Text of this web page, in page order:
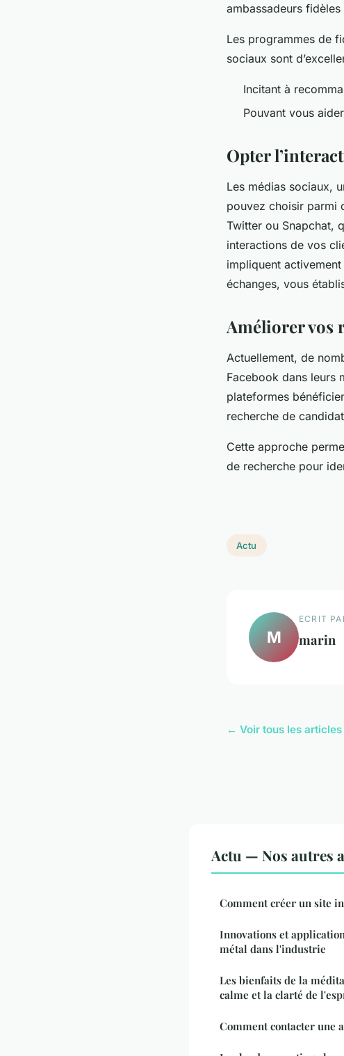
ambassadeurs
Les programmes de
sociaux sont
Incitant à
Pouvant vous
Opter
Les médias sociaux,
pouvez choisir parmi
Twitter ou Snapchat,
interactions de vos
impliquent
échanges, vous
Améliorer vos
Actuellement, de
Facebook dans leurs
plateformes
recherche de
Cette approche
de recherche pour
Actu
M
ECRIT
marin
← Voir tous les
Actu — Nos autres
Comment créer un site
Innovations et
métal dans l'industrie
Les bienfaits de la
calme et la clarté de
Comment contacter une